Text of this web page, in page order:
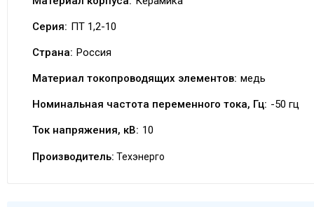
Серия: ПТ 1,2-10
Страна: Россия
Материал токопроводящих элементов: медь
Номинальная частота переменного тока, Гц: -50 гц
Ток напряжения, кВ: 10
Производитель: Техэнерго